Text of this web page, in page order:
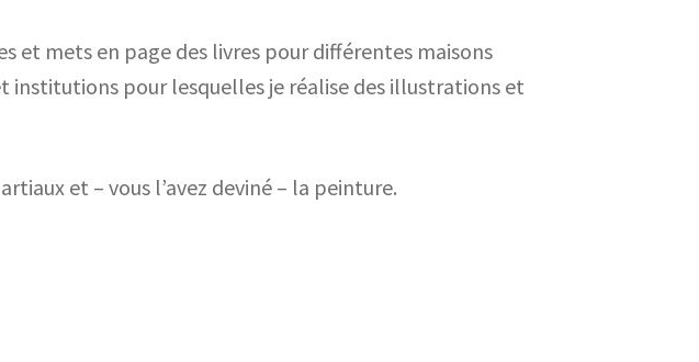
et mets en page des livres pour différentes maisons
institutions pour lesquelles je réalise des illustrations et
et – vous l’avez deviné – la peinture.